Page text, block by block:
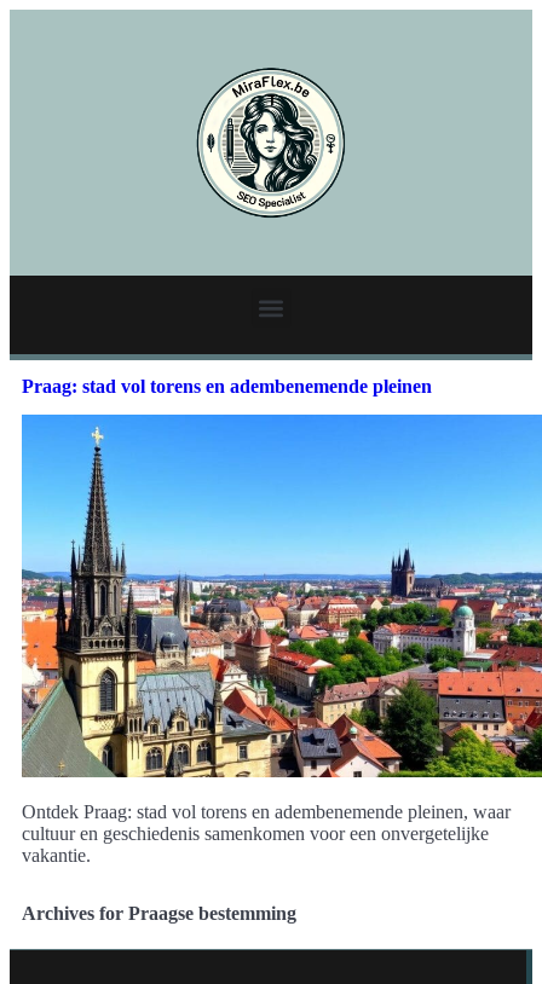
Praag: stad vol torens en adembenemende pleinen
Ontdek Praag: stad vol torens en adembenemende pleinen, waar
cultuur en geschiedenis samenkomen voor een onvergetelijke
vakantie.
Archives for Praagse bestemming